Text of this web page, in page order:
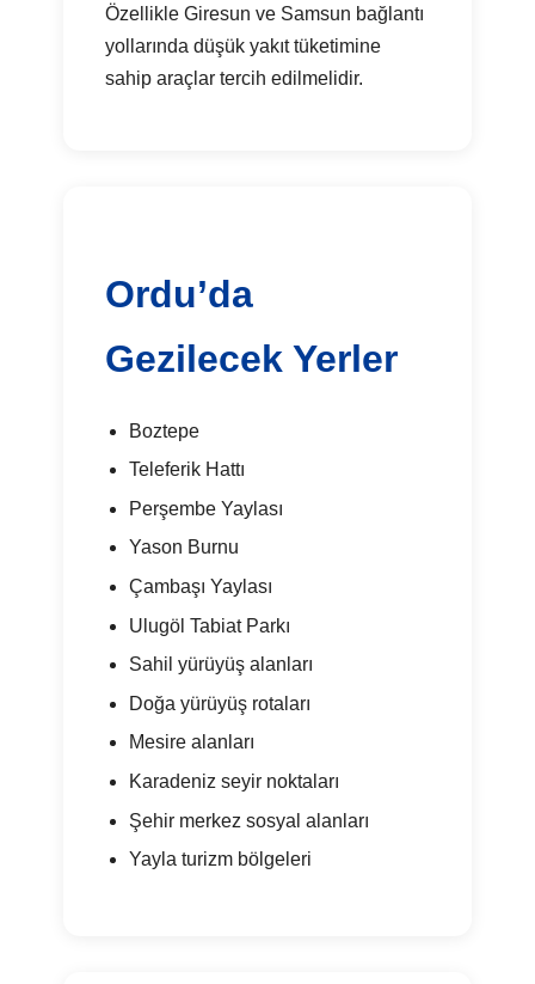
Özellikle Giresun ve Samsun bağlantı
yollarında düşük yakıt tüketimine
sahip araçlar tercih edilmelidir.
Ordu’da
Gezilecek Yerler
Boztepe
Teleferik Hattı
Perşembe Yaylası
Yason Burnu
Çambaşı Yaylası
Ulugöl Tabiat Parkı
Sahil yürüyüş alanları
Doğa yürüyüş rotaları
Mesire alanları
Karadeniz seyir noktaları
Şehir merkez sosyal alanları
Yayla turizm bölgeleri